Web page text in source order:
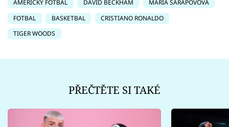
AMERICKÝ FOTBAL
DAVID BECKHAM
MARIA ŠARAPOVOVÁ
FOTBAL
BASKETBAL
CRISTIANO RONALDO
TIGER WOODS
PŘEČTĚTE SI TAKÉ